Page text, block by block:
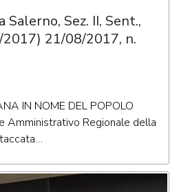
Salerno, Sez. II, Sent.,
21/08/2017, n.
IN NOME DEL POPOLO
Amministrativo Regionale della